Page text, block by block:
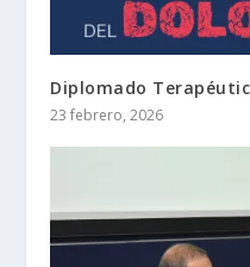
Diplomado
23 febrero, 2026